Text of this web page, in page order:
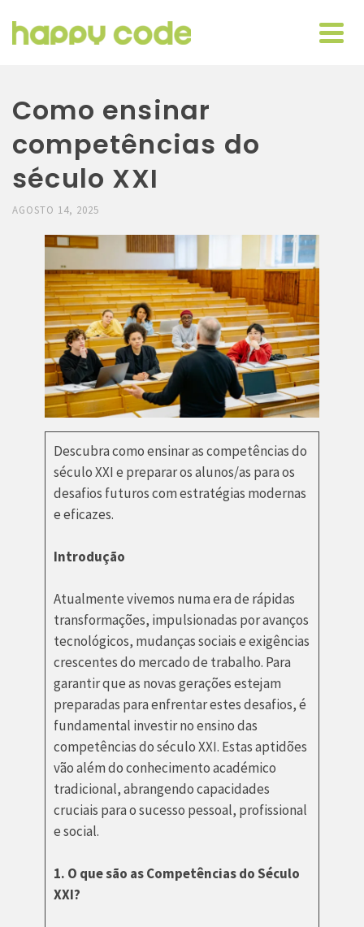
Como ensinar
competências do
século XXI
AGOSTO 14, 2025
Descubra como ensinar as competências do
século XXI e preparar os alunos/as para os
desafios futuros com estratégias modernas
e eficazes.
Introdução
Atualmente vivemos numa era de rápidas
transformações, impulsionadas por avanços
tecnológicos, mudanças sociais e exigências
crescentes do mercado de trabalho. Para
garantir que as novas gerações estejam
preparadas para enfrentar estes desafios, é
fundamental investir no ensino das
competências do século XXI. Estas aptidões
vão além do conhecimento académico
tradicional, abrangendo capacidades
cruciais para o sucesso pessoal, profissional
e social.
1. O que são as Competências do Século
XXI?